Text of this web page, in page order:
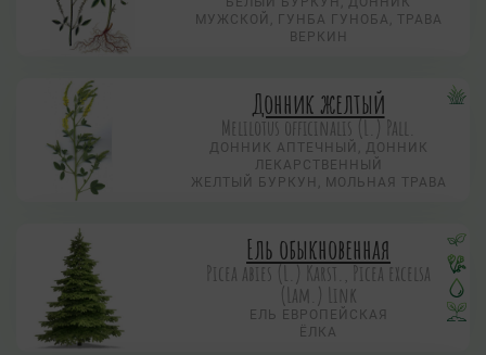
МУЖСКОЙ, ГУНБА ГУНОБА, ТРАВА
ВЕРКИН
Донник желтый
Melilotus officinalis (L.) Pall.
ДОННИК АПТЕЧНЫЙ, ДОННИК
ЛЕКАРСТВЕННЫЙ
ЖЕЛТЫЙ БУРКУН, МОЛЬНАЯ ТРАВА
Ель обыкновенная
Picea abies (L.) Karst., Picea excelsa
(Lam.) Link
ЕЛЬ ЕВРОПЕЙСКАЯ
ЁЛКА